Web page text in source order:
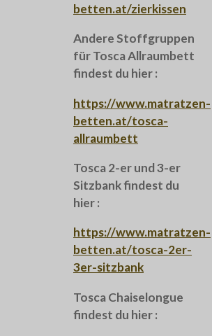
betten.at/zierkissen
Andere Stoffgruppen
für Tosca Allraumbett
findest du hier :
https://www.matratzen-
betten.at/tosca-
allraumbett
Tosca 2-er und 3-er
Sitzbank findest du
hier :
https://www.matratzen-
betten.at/tosca-2er-
3er-sitzbank
Tosca Chaiselongue
findest du hier :